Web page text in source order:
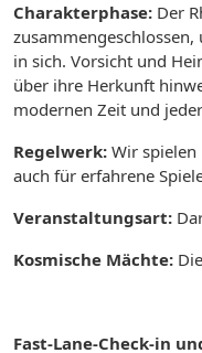
Charakterphase: Der
in sich. Vorsicht und
über ihre Herkunft
modernen Zeit und
Regelwerk: Wir spielen
auch für erfahrene
Veranstaltungsart:
Kosmische Mächte:
Fast-Lane-Check-in